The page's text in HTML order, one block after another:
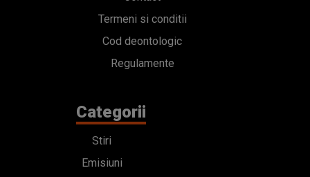
Termeni si conditii
Cod deontologic
Regulamente
Categorii
Stiri
Emisiuni